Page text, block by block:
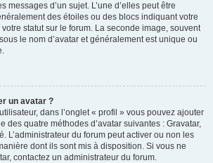
messages d’un sujet. L’une d’elles peut être
des étoiles ou des blocs indiquant votre
statut sur le forum. La seconde image, souvent
le nom d’avatar et généralement est unique ou
un avatar ?
dans l’onglet « profil » vous pouvez ajouter
des quatre méthodes d’avatar suivantes : Gravatar,
L’administrateur du forum peut activer ou non les
dont ils sont mis à disposition. Si vous ne
contactez un administrateur du forum.